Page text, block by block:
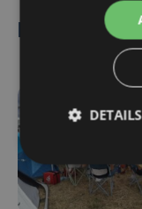
Lees ook